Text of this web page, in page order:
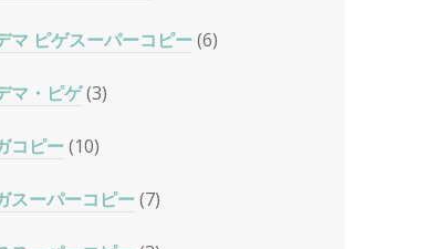
マ ピゲスーパーコピー(6)
マ・ピゲ(3)
コピー(10)
スーパーコピー(7)